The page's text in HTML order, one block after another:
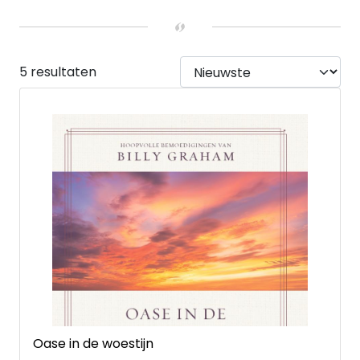
Ja (1)
Hardback
Paperback (2)
5 resultaten
Oase in de woestijn